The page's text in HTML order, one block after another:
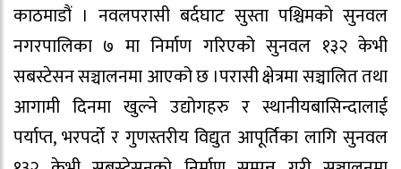
काठमाडौं । नवलपरासी बर्दघाट सुस्ता पश्चिमको सुनवल
नगरपालिका ७ मा निर्माण गरिएको सुनवल १३२ केभी
सबस्टेसन सञ्चालनमा आएको छ ।परासी क्षेत्रमा सञ्चालित तथा
आगामी दिनमा खुल्ने उद्योगहरु र स्थानीयबासिन्दालाई
पर्याप्त, भरपर्दो र गुणस्तरीय विद्युत आपूर्तिका लागि सुनवल